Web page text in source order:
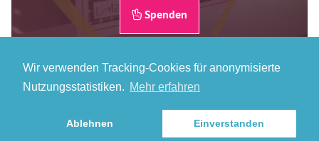
Wir verwenden Tracking-Cookies für anonymisierte
Nutzungsstatistiken. Mehr erfahren
Ablehnen Einverstanden
Spenden